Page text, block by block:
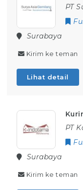
PT
Surabaya
Kirim ke teman
Lihat detail
PT
Surabaya
Kirim ke teman